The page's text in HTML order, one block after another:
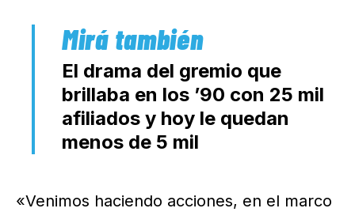
El drama del gremio que
brillaba en los ’90 con 25 mil
afiliados y hoy le quedan
menos de 5 mil
«Venimos haciendo acciones, en el marco